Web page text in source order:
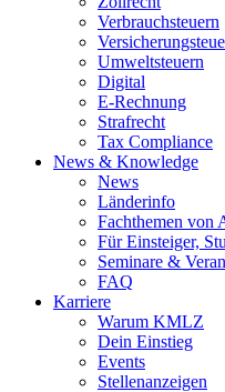
Verbrauchsteuern
Umweltsteuern
Digital
E-Rechnung
Strafrecht
Tax Compliance
News & Knowledge
News
Länderinfo
Fachthemen von
Für Einsteiger,
Seminare &
FAQ
Karriere
Warum KMLZ
Dein Einstieg
Events
Stellenanzeigen